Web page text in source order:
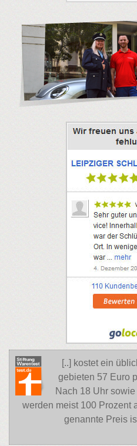
[..] kostet ein
gebieten 57 Euro
Nach 18 Uhr
werden meist 100 Prozent
genannte Preis